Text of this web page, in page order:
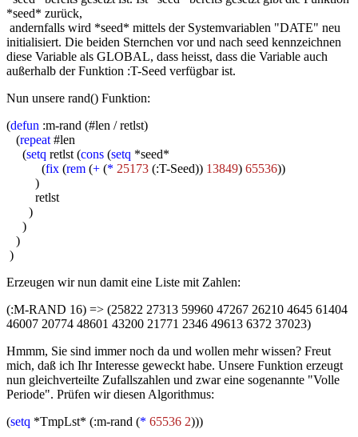
*seed* zurück,
andernfalls wird *seed* mittels der Systemvariablen "DATE" neu
initialisiert. Die beiden Sternchen vor und nach seed kennzeichnen
diese Variable als GLOBAL, dass heisst, dass die Variable auch
außerhalb der Funktion :T-Seed verfügbar ist.
Nun unsere rand() Funktion:
(defun :m-rand (#len / retlst)
(repeat #len
(setq retlst (cons (setq *seed*
(fix (rem (+ (* 25173 (:T-Seed)) 13849) 65536))
)
retlst
)
)
)
)
Erzeugen wir nun damit eine Liste mit Zahlen:
(:M-RAND 16) => (25822 27313 59960 47267 26210 4645 61404
46007 20774 48601 43200 21771 2346 49613 6372 37023)
Hmmm, Sie sind immer noch da und wollen mehr wissen? Freut
mich, daß ich Ihr Interesse geweckt habe. Unsere Funktion erzeugt
nun gleichverteilte Zufallszahlen und zwar eine sogenannte "Volle
Periode". Prüfen wir diesen Algorithmus:
(setq *TmpLst* (:m-rand (* 65536 2)))